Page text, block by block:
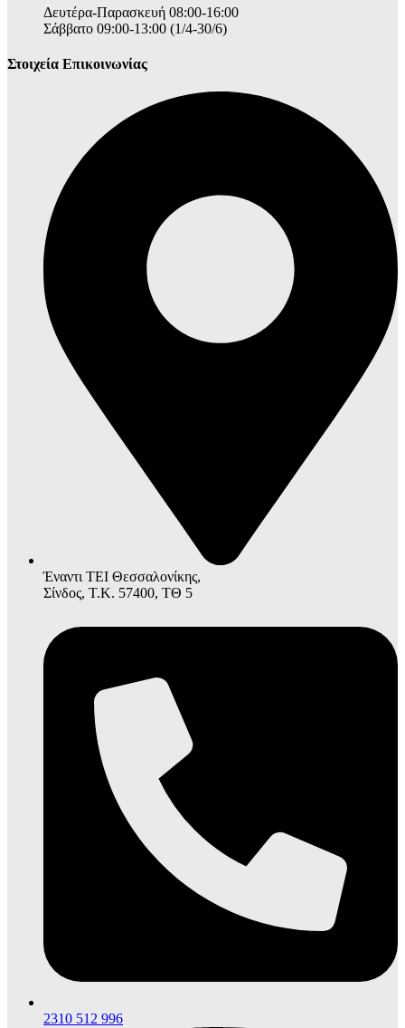
Δευτέρα-Παρασκευή 08:00-16:00
Σάββατο 09:00-13:00 (1/4-30/6)
Στοιχεία Επικοινωνίας
Έναντι ΤΕΙ Θεσσαλονίκης,
Σίνδος, Τ.Κ. 57400, ΤΘ 5
2310 512 996